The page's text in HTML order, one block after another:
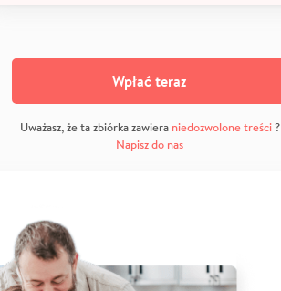
Wpłać teraz
Uważasz, że ta zbiórka zawiera niedozwolone treści?
Napisz do nas